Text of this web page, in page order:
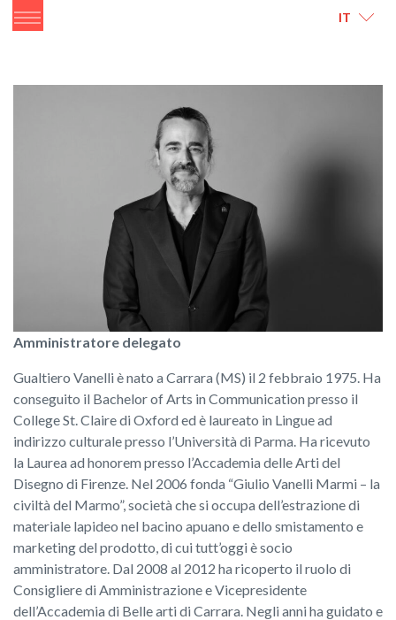
IT
Amministratore delegato
Gualtiero Vanelli è nato a Carrara (MS) il 2 febbraio 1975. Ha
conseguito il Bachelor of Arts in Communication presso il
College St. Claire di Oxford ed è laureato in Lingue ad
indirizzo culturale presso l’Università di Parma. Ha ricevuto
la Laurea ad honorem presso l’Accademia delle Arti del
Disegno di Firenze. Nel 2006 fonda “Giulio Vanelli Marmi – la
civiltà del Marmo”, società che si occupa dell’estrazione di
materiale lapideo nel bacino apuano e dello smistamento e
marketing del prodotto, di cui tutt’oggi è socio
amministratore. Dal 2008 al 2012 ha ricoperto il ruolo di
Consigliere di Amministrazione e Vicepresidente
dell’Accademia di Belle arti di Carrara. Negli anni ha guidato e